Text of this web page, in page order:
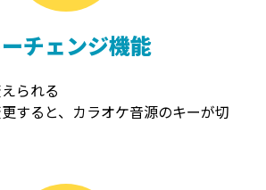
チェンジ機能
られる
すると、カラオケ音源のキーが切